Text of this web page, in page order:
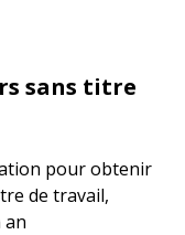
sans titre
pour obtenir
de travail,
an